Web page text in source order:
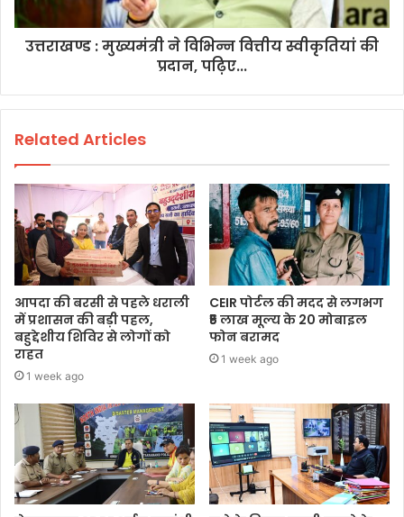
उत्तराखण्ड : मुख्यमंत्री ने विभिन्न वित्तीय स्वीकृतियां की
प्रदान, पढ़िए...
Related Articles
आपदा की बरसी से पहले धराली
में प्रशासन की बड़ी पहल,
बहुद्देशीय शिविर से लोगों को
राहत
1 week ago
CEIR पोर्टल की मदद से लगभग
₹5 लाख मूल्य के 20 मोबाइल
फोन बरामद
1 week ago